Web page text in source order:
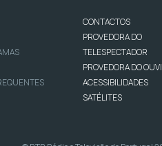
CONTACTOS
PROVEDORA DO
TELESPECTADOR
PROVEDORA DO
ACESSIBILIDADES
SATÉLITES